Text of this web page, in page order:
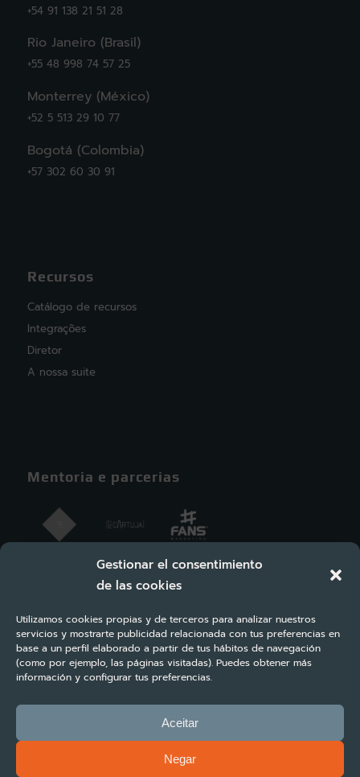
Gestionar el consentimiento
de las cookies
Utilizamos cookies propias y de terceros para analizar nuestros
servicios y mostrarte publicidad relacionada con tus preferencias en
base a un perfil elaborado a partir de tus hábitos de navegación
(como por ejemplo, las páginas visitadas). Puedes obtener más
información y configurar tus preferencias.
Aceitar
Negar
+54 91 138 21 51 28
Rio Janeiro (Brasil)
+55 48 998 74 57 25
Monterrey (México)
+52 5 513 29 10 77
Bogotá (Colombia)
+57 302 60 30 91
Recursos
Catálogo de recursos
Integrações
Diretor
A nossa suite
Mentoria e parcerias